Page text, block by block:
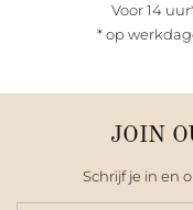
Voor 14
* op
JOIN
Schrijf je in en